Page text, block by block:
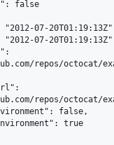
repos/octocat/
repos/octocat/